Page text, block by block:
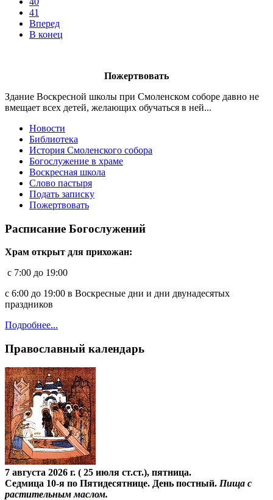
41
Вперед
В конец
Пожертвовать
Здание Воскресной школы при Смоленском соборе давно не
вмещает всех детей, желающих обучаться в ней...
Новости
Библиотека
История Смоленского собора
Богослужение в храме
Воскресная школа
Слово пастыря
Подать записку
Пожертвовать
Расписание Богослужений
Храм открыт для прихожан:
c 7:00 до 19:00
с 6:00 до 19:00 в Воскресные дни и дни двунадесятых
праздников
Подробнее...
Православный календарь
7 августа 2026 г. ( 25 июля ст.ст.), пятница.
Седмица 10-я по Пятидесятнице. День постный. Пища с
растительным маслом.